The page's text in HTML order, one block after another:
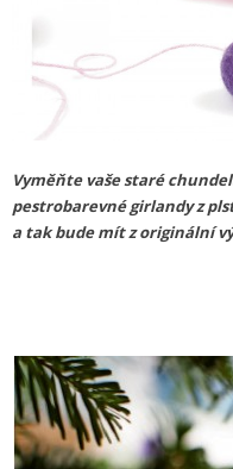
Vyměňte vaše staré
pestrobarevné girlandy z
a tak bude mít z originální